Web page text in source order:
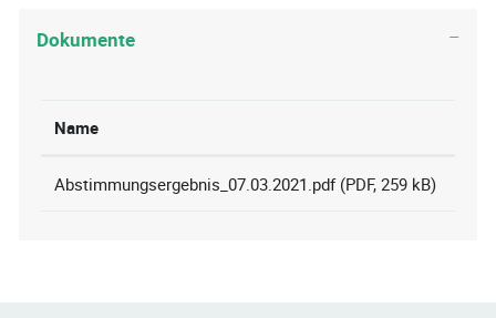
Dokumente
Name
Abstimmungsergebnis_07.03.2021.pdf (PDF, 259 kB)